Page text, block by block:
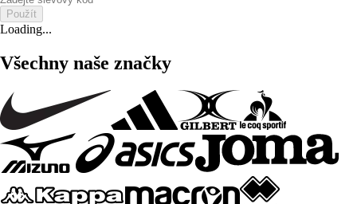
Použít
Loading...
Všechny naše značky